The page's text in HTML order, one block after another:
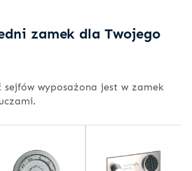
zamek dla Twojego
sejfów wyposażona jest w zamek